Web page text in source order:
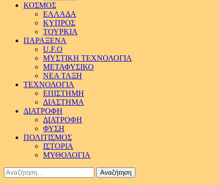
ΚΟΣΜΟΣ
ΕΛΛΑΔΑ
ΚΥΠΡΟΣ
ΤΟΥΡΚΙΑ
ΠΑΡΑΞΕΝΑ
U.F.O
ΜΥΣΤΙΚΗ ΤΕΧΝΟΛΟΓΙΑ
ΜΕΤΑΦΥΣΙΚΟ
ΝΕΑ ΤΑΞΗ
ΤΕΧΝΟΛΟΓΙΑ
ΕΠΙΣΤΗΜΗ
ΔΙΑΣΤΗΜΑ
ΔΙΑΤΡΟΦΗ
ΔΙΑΤΡΟΦΗ
ΦΥΣΗ
ΠΟΛΙΤΙΣΜΟΣ
ΙΣΤΟΡΙΑ
ΜΥΘΟΛΟΓΙΑ
Αναζήτηση
για: